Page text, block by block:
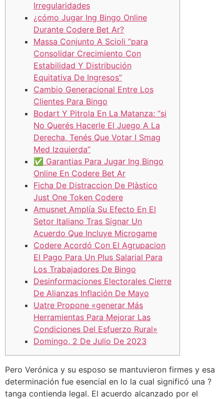
Irregularidades
¿cómo Jugar Ing Bingo Online
Durante Codere Bet Ar?
Massa Conjunto A Scioli “para
Consolidar Crecimiento Con
Estabilidad Y Distribución
Equitativa De Ingresos”
Cambio Generacional Entre Los
Clientes Para Bingo
Bodart Y Pitrola En La Matanza: “si
No Querés Hacerle El Juego A La
Derecha, Tenés Que Votar I Smag
Med Izquierda”
✅ Garantias Para Jugar Ing Bingo
Online En Codere Bet Ar
Ficha De Distraccion De Plàstico
Just One Token Codere
Amusnet Amplía Su Efecto En El
Setor Italiano Tras Signar Un
Acuerdo Que Incluye Microgame
Codere Acordó Con El Agrupacion
El Pago Para Un Plus Salarial Para
Los Trabajadores De Bingo
Desinformaciones Electorales Cierre
De Alianzas Inflación De Mayo
Uatre Propone «generar Más
Herramientas Para Mejorar Las
Condiciones Del Esfuerzo Rural»
Domingo, 2 De Julio De 2023
Pero Verónica y su esposo se mantuvieron firmes y esa
determinación fue esencial en lo la cual significó una ?
tanga contienda legal. El acuerdo alcanzado por el